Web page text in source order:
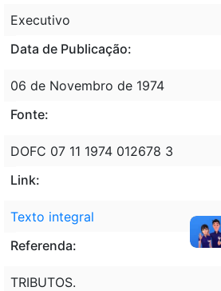
Executivo
Data de Publicação:
06 de Novembro de 1974
Fonte:
DOFC 07 11 1974 012678 3
Link:
Texto integral
Referenda:
TRIBUTOS.